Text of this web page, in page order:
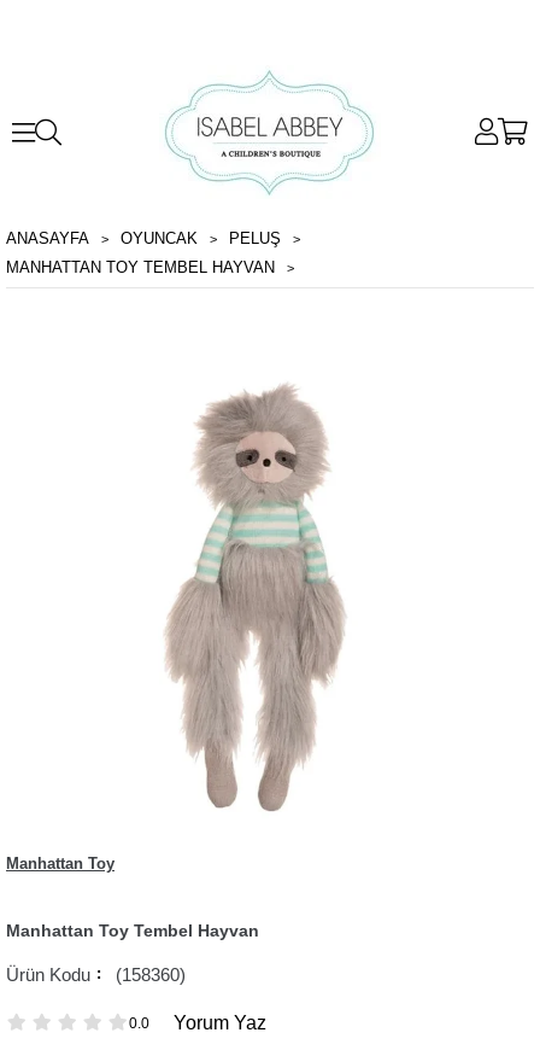
ANASAYFA OYUNCAK
PELUŞ
MANHATTAN TOY TEMBEL HAYVAN
Manhattan Toy
Manhattan Toy Tembel Hayvan
(158360)
0.0 Yorum Yaz